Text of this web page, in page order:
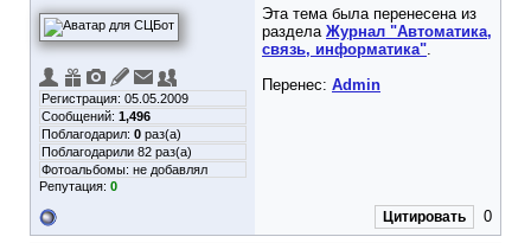
Регистрация: 05.05.2009
Сообщений: 1,496
Поблагодарил: 0 раз(а)
Поблагодарили 82 раз(а)
Фотоальбомы: не добавлял
Репутация: 0
Эта тема была перенесена из
раздела Журнал "Автоматика,
связь, информатика".
Перенес: Admin
Цитировать 0